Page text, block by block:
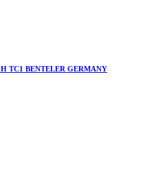
TC1 BENTELER GERMANY